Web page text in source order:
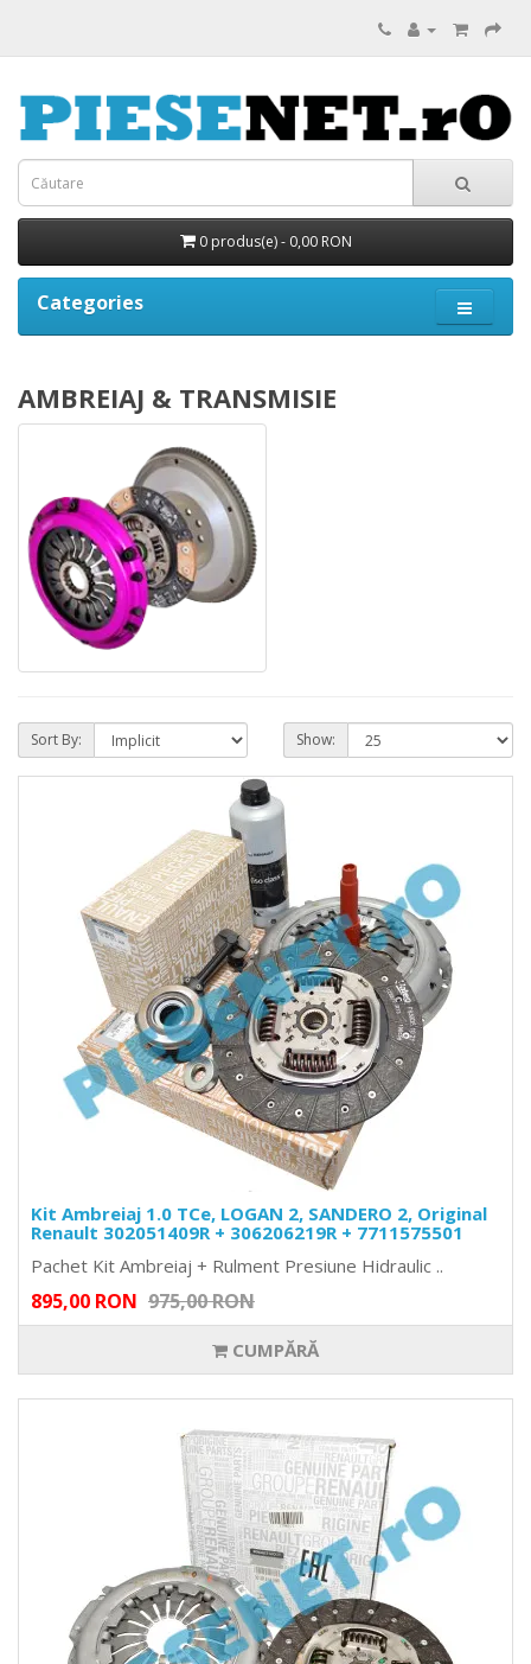
0 produs(e) - 0,00 RON
Categories
AMBREIAJ & TRANSMISIE
Sort By: Show:
Kit Ambreiaj 1.0 TCe, LOGAN 2, SANDERO 2, Original
Renault 302051409R + 306206219R + 7711575501
Pachet Kit Ambreiaj + Rulment Presiune Hidraulic ..
895,00 RON 975,00 RON
CUMPĂRĂ